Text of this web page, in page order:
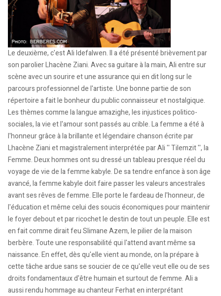
Le deuxième, c'est Ali Idefalwen. Il a été présenté brièvement par
son parolier Lhacène Ziani. Avec sa guitare à la main, Ali entre sur
scène avec un sourire et une assurance qui en dit long sur le
parcours professionnel de l'artiste. Une bonne partie de son
répertoire a fait le bonheur du public connaisseur et nostalgique.
Les thèmes comme la langue amazighe, les injustices politico-
sociales, la vie et l'amour sont passés au crible. La femme a été à
l'honneur grâce à la brillante et légendaire chanson écrite par
Lhacène Ziani et magistralement interprétée par Ali '' Tilemzit '', la
Femme. Deux hommes ont su dressé un tableau presque réel du
voyage de vie de la femme kabyle. De sa tendre enfance à son âge
avancé, la femme kabyle doit faire passer les valeurs ancestrales
avant ses rêves de femme. Elle porte le fardeau de l'honneur, de
l'éducation et même celui des soucis économiques pour maintenir
le foyer debout et par ricochet le destin de tout un peuple. Elle est
en fait comme dirait feu Slimane Azem, le pilier de la maison
berbère. Toute une responsabilité qui l'attend avant même sa
naissance. En effet, dès qu'elle vient au monde, on la prépare à
cette tâche ardue sans se soucier de ce qu'elle veut elle ou de ses
droits fondamentaux d'être humain et surtout de femme. Ali a
aussi rendu hommage au chanteur Ferhat en interprétant